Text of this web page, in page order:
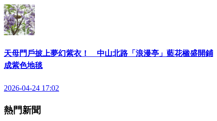
天母門戶披上夢幻紫衣！ 中山北路「浪漫亭」藍花楹盛開鋪
成紫色地毯
2026-04-24 17:02
熱門新聞